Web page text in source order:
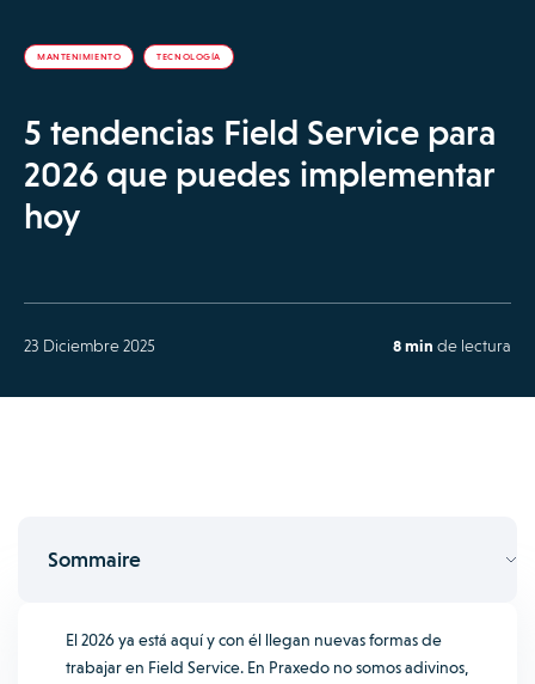
MANTENIMIENTO TECNOLOGÍA
5 tendencias Field Service para
2026 que puedes implementar
hoy
23 Diciembre 2025 8 min de lectura
Sommaire
El 2026 ya está aquí y con él llegan nuevas formas de
trabajar en Field Service. En Praxedo no somos adivinos,